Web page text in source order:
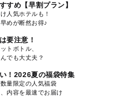
すめ【早割プラン】
人気ホテルも！
めが断然お得♪
要注意！
トボトル、
でも大丈夫？
！2026夏の福袋特集
量限定の人気福袋
内容を最速でお届け